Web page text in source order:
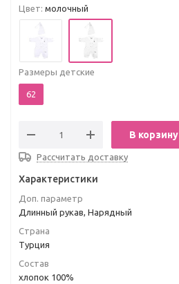
Цвет: молочный
Размеры детские
62
В корзину
Рассчитать доставку
Характеристики
Доп. параметр
Длинный рукав, Нарядный
Страна
Турция
Состав
хлопок 100%